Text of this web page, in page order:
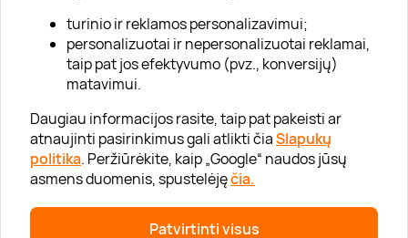
turinio ir reklamos personalizavimui;
personalizuotai ir nepersonalizuotai reklamai,
taip pat jos efektyvumo (pvz., konversijų)
matavimui.
Daugiau informacijos rasite, taip pat pakeisti ar
atnaujinti pasirinkimus gali atlikti čiaSlapukų
politika. Peržiūrėkite, kaip „Google“ naudos jūsų
asmens duomenis, spustelėjęčia.
Patvirtinti visus
Visi partneriai
Kontaktai
Tinklaraštis
Informacija